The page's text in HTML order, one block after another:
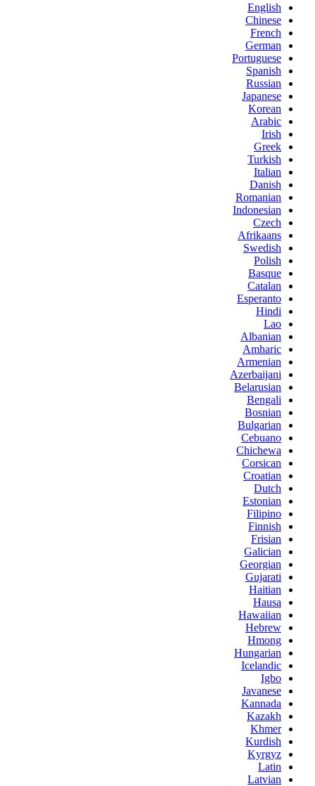
English
Chinese
French
German
Portuguese
Spanish
Russian
Japanese
Korean
Arabic
Irish
Greek
Turkish
Italian
Danish
Romanian
Indonesian
Czech
Afrikaans
Swedish
Polish
Basque
Catalan
Esperanto
Hindi
Lao
Albanian
Amharic
Armenian
Azerbaijani
Belarusian
Bengali
Bosnian
Bulgarian
Cebuano
Chichewa
Corsican
Croatian
Dutch
Estonian
Filipino
Finnish
Frisian
Galician
Georgian
Gujarati
Haitian
Hausa
Hawaiian
Hebrew
Hmong
Hungarian
Icelandic
Igbo
Javanese
Kannada
Kazakh
Khmer
Kurdish
Kyrgyz
Latin
Latvian